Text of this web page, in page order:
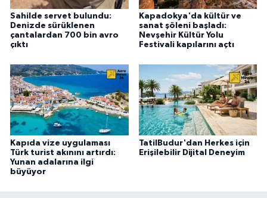
Sahilde servet bulundu:
Denizde sürüklenen
çantalardan 700 bin avro
çıktı
Kapadokya'da kültür ve
sanat şöleni başladı:
Nevşehir Kültür Yolu
Festivali kapılarını açtı
Kapıda vize uygulaması
Türk turist akınını artırdı:
Yunan adalarına ilgi
büyüyor
TatilBudur'dan Herkes için
Erişilebilir Dijital Deneyim